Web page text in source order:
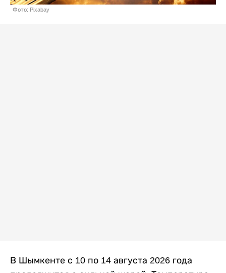
Фото: Pixabay
В Шымкенте с 10 по 14 августа 2026 года